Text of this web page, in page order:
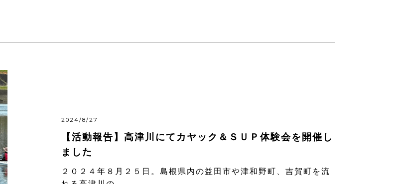
2024/8/27
【活動報告】高津川にてカヤック＆ＳＵＰ体験会を開催し
ました
２０２４年８月２５日。島根県内の益田市や津和野町、吉賀町を流